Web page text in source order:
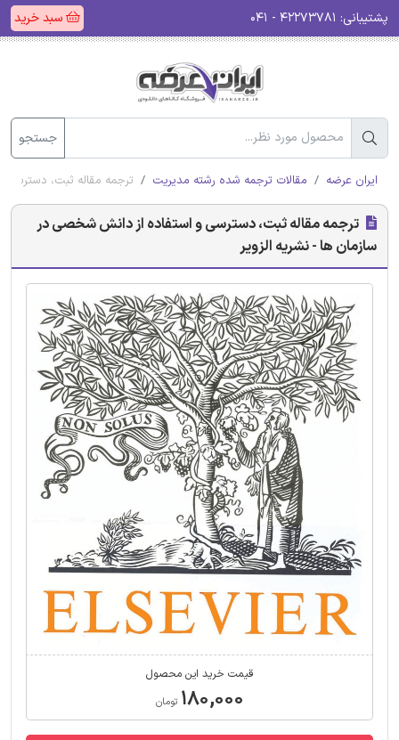
پشتیبانی: سبد خرید
جستجو
ایران عرضه مقالات ترجمه شده رشته مدیریت ترجمه مقاله ثبت، دسترسی
ترجمه مقاله ثبت، دسترسی و استفاده از دانش شخصی در
سازمان ها - نشریه الزویر
قیمت خرید این محصول
۱۸۰,۰۰۰ تومان